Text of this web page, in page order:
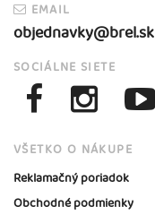
EMAIL
objednavky@brel.sk
SOCIÁLNE SIETE
VŠETKO O NÁKUPE
Reklamačný poriadok
Obchodné podmienky